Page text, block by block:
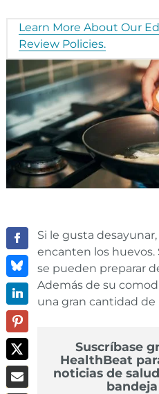
Learn More About Our
Review Policies.
Si le gusta
encanten los huevos.
se pueden preparar
Además de su
una gran cantidad
Suscríbase
HealthBeat
noticias de